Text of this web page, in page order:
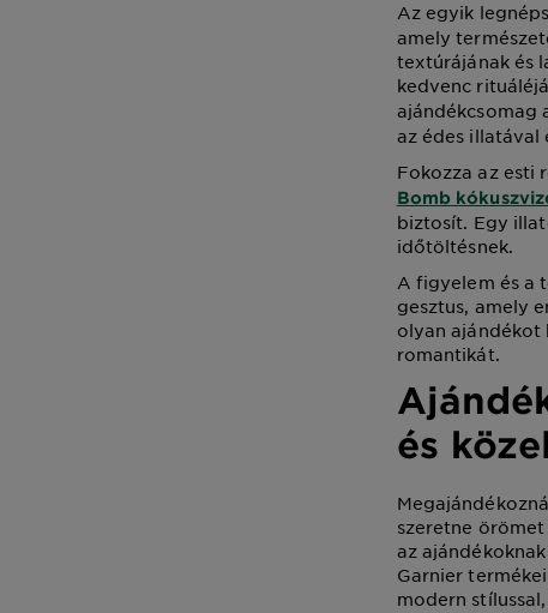
Az egyik
amely
textúrájának és
kedvenc
ajándékcsomag
az édes illatával
Fokozza az esti
Bomb
biztosít. Egy
időtöltésnek.
A figyelem és a
gesztus, amely
olyan ajándékot
romantikát.
és
szeretne
az
Garnier
modern